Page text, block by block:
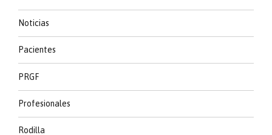
Noticias
Pacientes
PRGF
Profesionales
Rodilla